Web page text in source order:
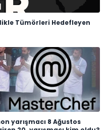
Tümörleri Hedefleyen
yarışmacı 8 Ağustos